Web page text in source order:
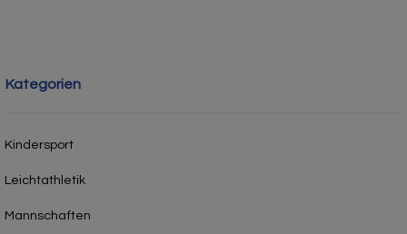
Kategorien
Kindersport
Leichtathletik
Mannschaften